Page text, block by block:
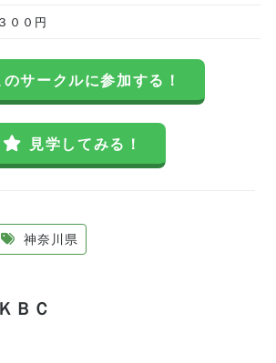
３００円
のサークルに参加する！
見学してみる！
神奈川県
ＫＢＣ